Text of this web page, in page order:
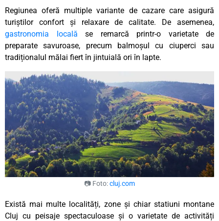
Regiunea oferă multiple variante de cazare care asigură
turiștilor confort și relaxare de calitate. De asemenea,
gastronomia locală se remarcă printr-o varietate de
preparate savuroase, precum balmoșul cu ciuperci sau
tradiționalul mălai fiert în jintuială ori în lapte.
📷 Foto:cluj.com
Există mai multe localități, zone și chiar statiuni montane
Cluj cu peisaje spectaculoase și o varietate de activități